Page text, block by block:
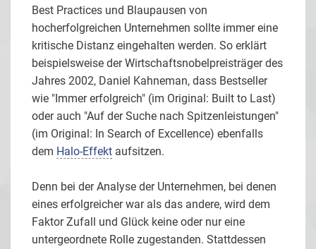
Best Practices und Blaupausen von
hocherfolgreichen Unternehmen sollte immer eine
kritische Distanz eingehalten werden. So erklärt
beispielsweise der Wirtschaftsnobelpreisträger des
Jahres 2002, Daniel Kahneman, dass Bestseller
wie "Immer erfolgreich" (im Original: Built to Last)
oder auch "Auf der Suche nach Spitzenleistungen"
(im Original: In Search of Excellence) ebenfalls
dem Halo-Effekt aufsitzen.
Denn bei der Analyse der Unternehmen, bei denen
eines erfolgreicher war als das andere, wird dem
Faktor Zufall und Glück keine oder nur eine
untergeordnete Rolle zugestanden. Stattdessen